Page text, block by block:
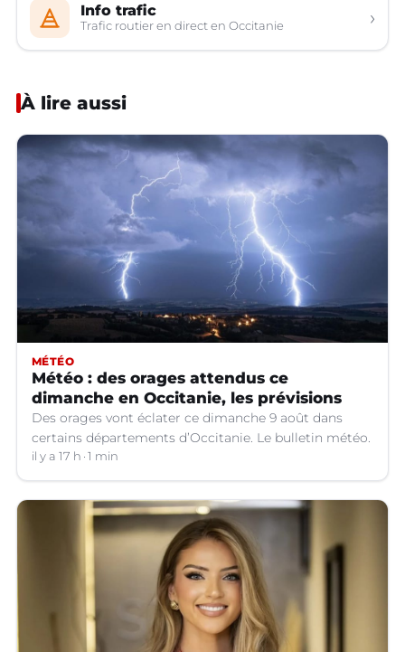
Info trafic
Trafic routier en direct en Occitanie ›
À lire aussi
MÉTÉO
Météo : des orages attendus ce
dimanche en Occitanie, les prévisions
Des orages vont éclater ce dimanche 9 août dans
certains départements d’Occitanie. Le bulletin météo.
il y a 17 h 1 min